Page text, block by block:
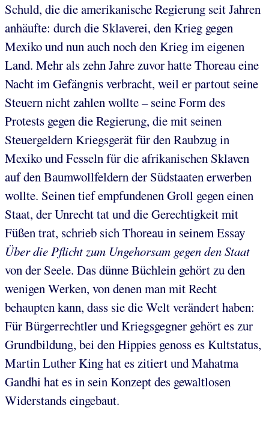
Schuld, die die amerikanische Regierung seit Jahren
anhäufte: durch die Sklaverei, den Krieg gegen
Mexiko und nun auch noch den Krieg im eigenen
Land. Mehr als zehn Jahre zuvor hatte Thoreau eine
Nacht im Gefängnis verbracht, weil er partout seine
Steuern nicht zahlen wollte – seine Form des
Protests gegen die Regierung, die mit seinen
Steuergeldern Kriegsgerät für den Raubzug in
Mexiko und Fesseln für die afrikanischen Sklaven
auf den Baumwollfeldern der Südstaaten erwerben
wollte. Seinen tief empfundenen Groll gegen einen
Staat, der Unrecht tat und die Gerechtigkeit mit
Füßen trat, schrieb sich Thoreau in seinem Essay
Über die Pflicht zum Ungehorsam gegen den Staat
von der Seele. Das dünne Büchlein gehört zu den
wenigen Werken, von denen man mit Recht
behaupten kann, dass sie die Welt verändert haben:
Für Bürgerrechtler und Kriegsgegner gehört es zur
Grundbildung, bei den Hippies genoss es Kultstatus,
Martin Luther King hat es zitiert und Mahatma
Gandhi hat es in sein Konzept des gewaltlosen
Widerstands eingebaut.